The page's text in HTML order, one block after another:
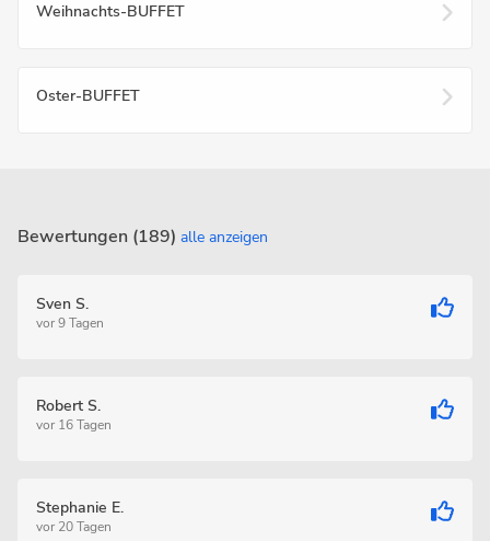
Weihnachts-BUFFET
Oster-BUFFET
Bewertungen (189) alle anzeigen
Sven S.
vor 9 Tagen
Robert S.
vor 16 Tagen
Stephanie E.
vor 20 Tagen